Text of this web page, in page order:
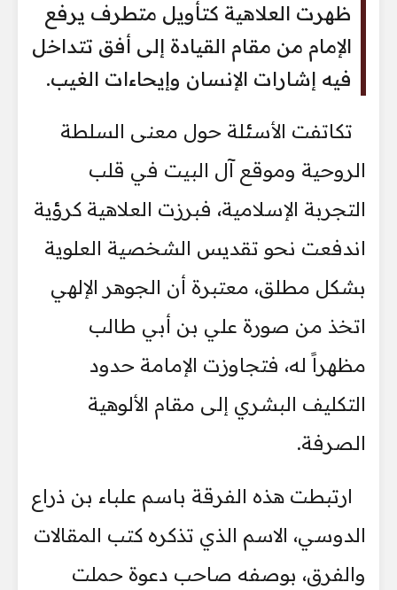
ظهرت العلاهية كتأويل متطرف يرفع
الإمام من مقام القيادة إلى أفق تتداخل
فيه إشارات الإنسان وإيحاءات الغيب.
تكاتفت الأسئلة حول معنى السلطة
الروحية وموقع آل البيت في قلب
التجربة الإسلامية، فبرزت العلاهية كرؤية
اندفعت نحو تقديس الشخصية العلوية
بشكل مطلق، معتبرة أن الجوهر الإلهي
اتخذ من صورة علي بن أبي طالب
مظهراً له، فتجاوزت الإمامة حدود
التكليف البشري إلى مقام الألوهية
الصرفة.
ارتبطت هذه الفرقة باسم علباء بن ذراع
الدوسي، الاسم الذي تذكره كتب المقالات
والفرق، بوصفه صاحب دعوة حملت